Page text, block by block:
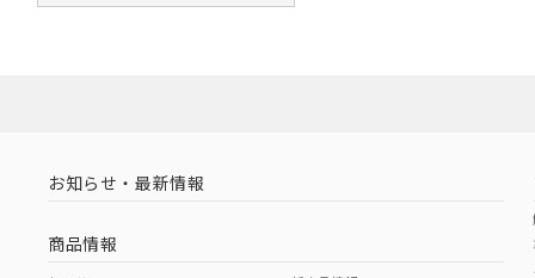
お知らせ・最新情報
商品情報